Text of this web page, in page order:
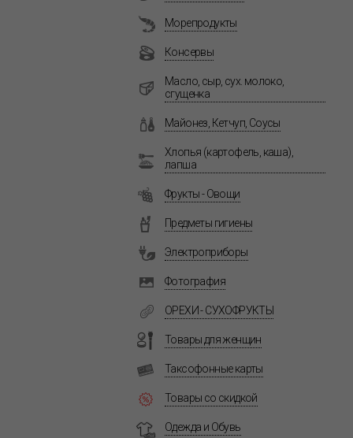
Морепродукты
Консервы
Масло, сыр, сух. молоко,
сгущенка
Майонез, Кетчуп, Соусы
Хлопья (картофель, каша),
лапша
Фрукты - Овощи
Предметы гигиены
Электроприборы
Фотография
ОРЕХИ - СУХОФРУКТЫ
Товары для женщин
Таксофонные карты
Товары со скидкой
Одежда и Обувь